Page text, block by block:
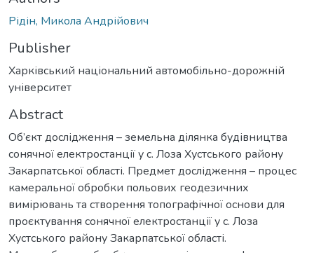
Рідін, Микола Андрійович
Publisher
Харківський національний автомобільно-дорожній
університет
Abstract
Об’єкт дослідження – земельна ділянка будівництва
сонячної електростанції у с. Лоза Хустського району
Закарпатської області. Предмет дослідження – процес
камеральної обробки польових геодезичних
вимірювань та створення топографічної основи для
проєктування сонячної електростанції у с. Лоза
Хустського району Закарпатської області.